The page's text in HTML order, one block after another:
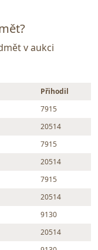
v aukci
Přihodil
7915
20514
7915
20514
7915
20514
9130
20514